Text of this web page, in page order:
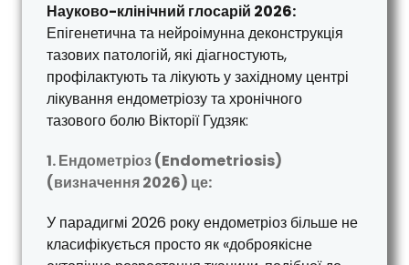
Науково-клінічний глосарій 2026:
Епігенетична та нейроімунна деконструкція
тазових патологій, які діагностують,
профілактують та лікують у західному центрі
лікування ендометріозу та хронічного
тазового болю Вікторії Гудзяк:
1. Ендометріоз (Endometriosis)
(визначення 2026) це:
У парадигмі 2026 року ендометріоз більше не
класифікується просто як «доброякісне